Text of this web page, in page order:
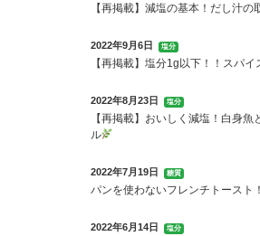
【再掲載】減塩の基本！だし汁の
2022年9月6日 塩分
【再掲載】塩分1g以下！！スパ
2022年8月23日 塩分
【再掲載】おいしく減塩！白身
ル
2022年7月19日 糖質
パンを使わないフレンチトースト
2022年6月14日 塩分